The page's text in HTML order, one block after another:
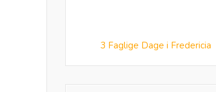
3 Faglige Dage i Fredericia